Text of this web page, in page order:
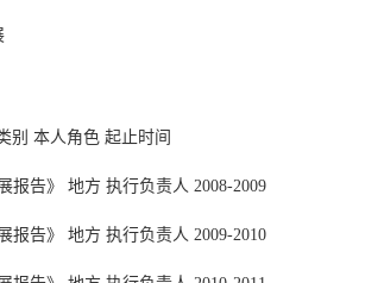
别 本人角色 起止时间
报告》 地方 执行负责人 2008-2009
报告》 地方 执行负责人 2009-2010